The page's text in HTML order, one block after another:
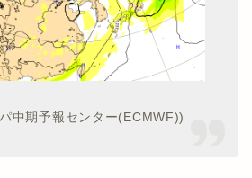
中期予報センター(ECMWF))